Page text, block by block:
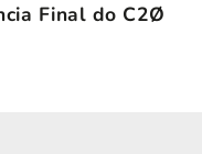
Final do C2Ø